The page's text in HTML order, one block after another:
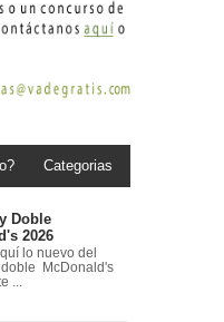
Categorias
Doble
2026
lo nuevo del
McDonald's
...